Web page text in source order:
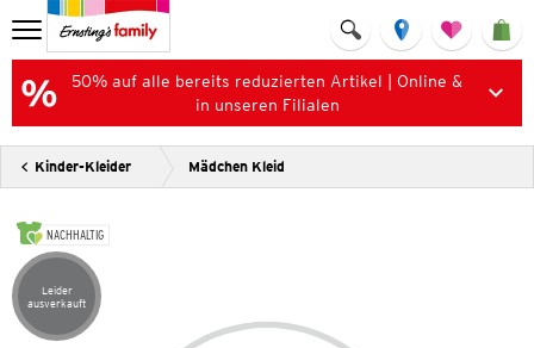
50% auf alle bereits reduzierten Artikel | Online &
in unseren Filialen
Kinder-Kleider Mädchen Kleid
NACHHALTIG
Artikel leider ausverkauft
Leider
ausverkauft